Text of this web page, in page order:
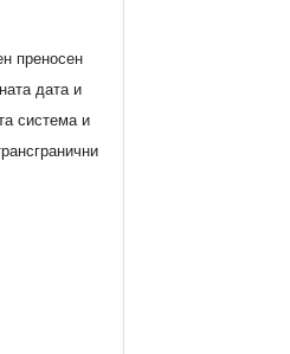
преносен
дата и
система и